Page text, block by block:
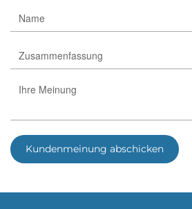
Kundenmeinung abschicken